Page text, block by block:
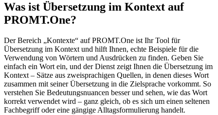
Was ist Übersetzung im Kontext auf
PROMT.One?
Der Bereich „Kontexte“ auf PROMT.One ist Ihr Tool für
Übersetzung im Kontext und hilft Ihnen, echte Beispiele für die
Verwendung von Wörtern und Ausdrücken zu finden. Geben Sie
einfach ein Wort ein, und der Dienst zeigt Ihnen die Übersetzung im
Kontext – Sätze aus zweisprachigen Quellen, in denen dieses Wort
zusammen mit seiner Übersetzung in die Zielsprache vorkommt. So
verstehen Sie Bedeutungsnuancen besser und sehen, wie das Wort
korrekt verwendet wird – ganz gleich, ob es sich um einen seltenen
Fachbegriff oder eine gängige Alltagsformulierung handelt.